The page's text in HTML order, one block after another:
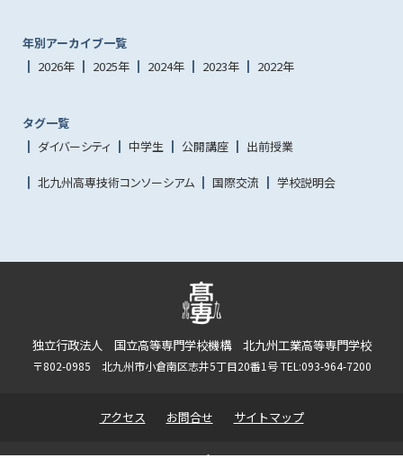
年別アーカイブ一覧
2026年
2025年 2024年 2023年 2022年
タグ一覧
ダイバーシティ
中学生 公開講座 出前授業
北九州高専技術コンソーシアム 国際交流 学校説明会
独立行政法人 国立高等専門学校機構 北九州工業高等専門学校
〒802-0985 北九州市小倉南区志井5丁目20番1号 TEL:093-964-7200
アクセス お問合せ サイトマップ